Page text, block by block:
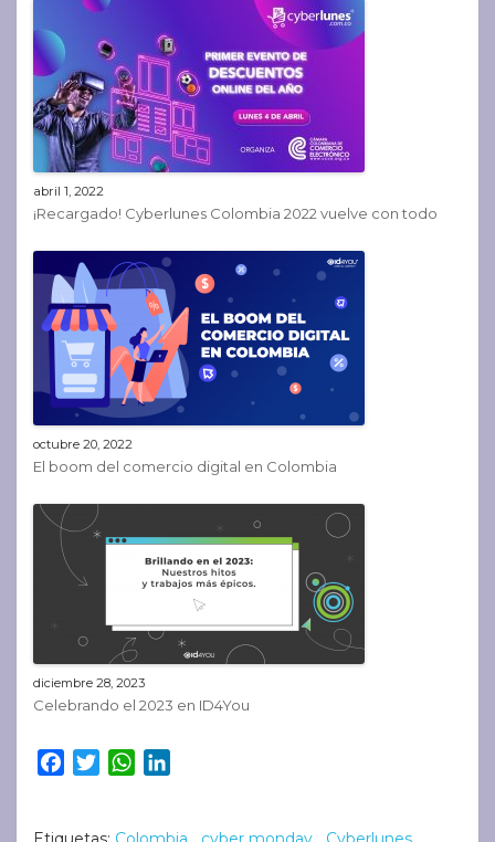
abril 1, 2022
¡Recargado! Cyberlunes Colombia 2022 vuelve con todo
octubre 20, 2022
El boom del comercio digital en Colombia
diciembre 28, 2023
Celebrando el 2023 en ID4You
Facebook
TwitterWhatsApp